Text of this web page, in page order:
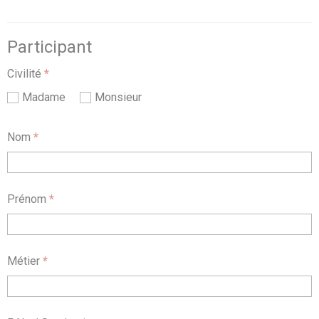
Participant
Civilité *
Madame
Monsieur
Nom *
Prénom *
Métier *